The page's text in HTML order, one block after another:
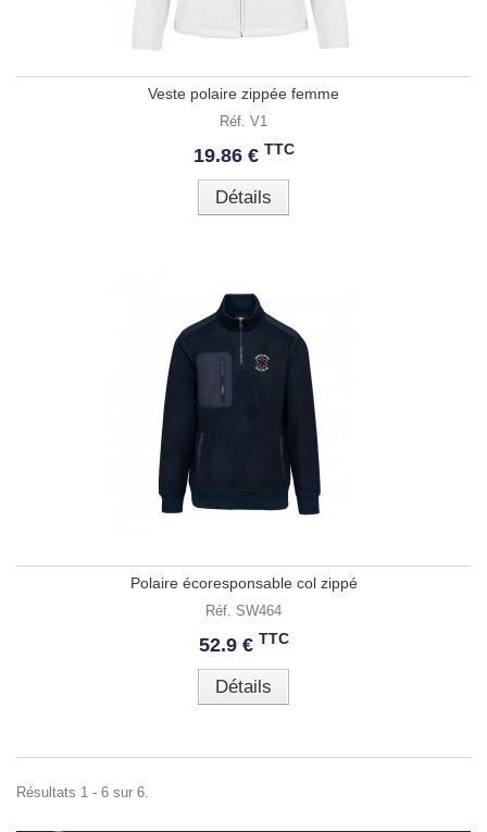
Veste polaire zippée femme
Réf. V1
19.86 € TTC
Détails
Polaire écoresponsable col zippé
Réf. SW464
52.9 € TTC
Détails
Résultats 1 - 6 sur 6.